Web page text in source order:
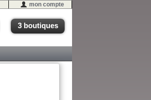
mon compte
3 boutiques